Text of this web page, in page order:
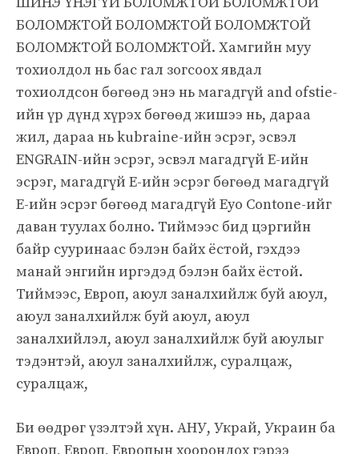
БОЛОМЖТОЙ БОЛОМЖТОЙ БОЛОМЖТОЙ
БОЛОМЖТОЙ БОЛОМЖТОЙ. Хамгийн муу
тохиолдол нь бас гал зогсоох явдал
тохиолдсон бөгөөд энэ нь магадгүй and ofstie-
ийн үр дүнд хүрэх бөгөөд жишээ нь, дараа
жил, дараа нь kubraine-ийн эсрэг, эсвэл
ENGRAIN-ийн эсрэг, эсвэл магадгүй E-ийн
эсрэг, магадгүй E-ийн эсрэг бөгөөд магадгүй
E-ийн эсрэг бөгөөд магадгүй Eyo Contone-ийг
даван туулах болно. Тиймээс бид цэргийн
байр сууринаас бэлэн байх ёстой, гэхдээ
манай энгийн иргэдэд бэлэн байх ёстой.
Тиймээс, Европ, аюул заналхийлж буй аюул,
аюул заналхийлж буй аюул, аюул
заналхийлэл, аюул заналхийлж буй аюулыг
тэдэнтэй, аюул заналхийлж, суралцаж,
суралцаж,
Би өөдрөг үзэлтэй хүн. АНУ, Украй, Украин ба
Европ, Европ, Европын хоорондох гэрээ